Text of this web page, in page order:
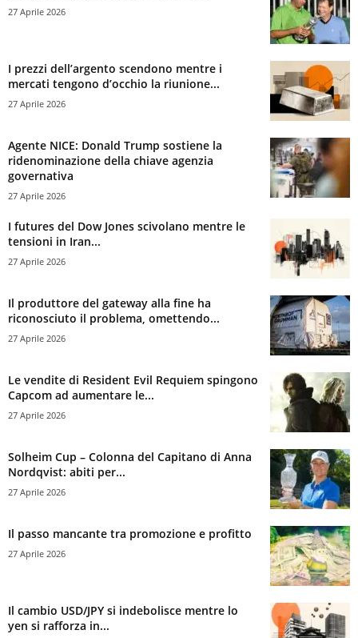
27 Aprile 2026
I prezzi dell’argento scendono mentre i
mercati tengono d’occhio la riunione...
27 Aprile 2026
Agente NICE: Donald Trump sostiene la
ridenominazione della chiave agenzia
governativa
27 Aprile 2026
I futures del Dow Jones scivolano mentre le
tensioni in Iran...
27 Aprile 2026
Il produttore del gateway alla fine ha
riconosciuto il problema, omettendo...
27 Aprile 2026
Le vendite di Resident Evil Requiem spingono
Capcom ad aumentare le...
27 Aprile 2026
Solheim Cup – Colonna del Capitano di Anna
Nordqvist: abiti per...
27 Aprile 2026
Il passo mancante tra promozione e profitto
27 Aprile 2026
Il cambio USD/JPY si indebolisce mentre lo
yen si rafforza in...